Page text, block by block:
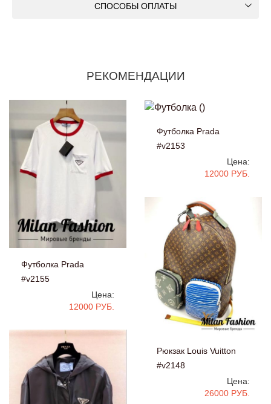
СПОСОБЫ ОПЛАТЫ
РЕКОМЕНДАЦИИ
Футболка Prada
#v2155
Цена:
12000 РУБ.
Футболка Prada
#v2153
Цена:
12000 РУБ.
Рюкзак Louis Vuitton
#v2148
Цена:
26000 РУБ.